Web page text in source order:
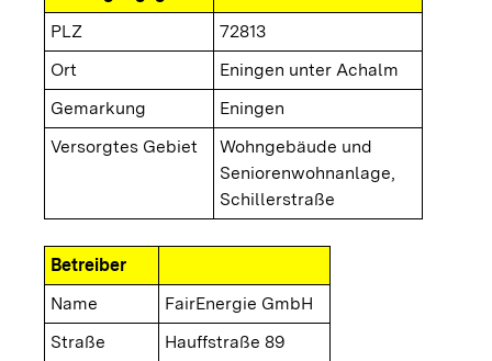
PLZ
72813
Ort
Eningen unter Achalm
Gemarkung
Eningen
Versorgtes Gebiet
Wohngebäude und
Seniorenwohnanlage,
Schillerstraße
Betreiber
Name
FairEnergie GmbH
Straße
Hauffstraße 89